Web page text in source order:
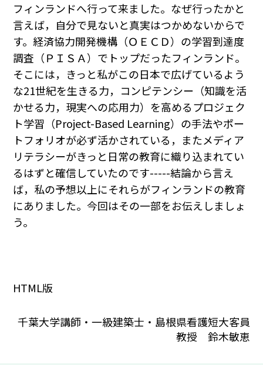
フィンランドへ行って来ました。なぜ行ったかと
言えば，自分で見ないと真実はつかめないからで
す。経済協力開発機構（ＯＥＣＤ）の学習到達度
調査（ＰＩＳＡ）でトップだったフィンランド。
そこには，きっと私がこの日本で広げているよう
な21世紀を生きる力，コンピテンシー（知識を活
かせる力，現実への応用力）を高めるプロジェク
ト学習（Project-Based Learning）の手法やポー
トフォリオが必ず活かされている，またメディア
リテラシーがきっと日常の教育に織り込まれてい
るはずと確信していたのです-----結論から言え
ば，私の予想以上にそれらがフィンランドの教育
にありました。今回はその一部をお伝えしましょ
う。
HTML版
千葉大学講師・一級建築士・島根県看護短大客員
教授 鈴木敏恵